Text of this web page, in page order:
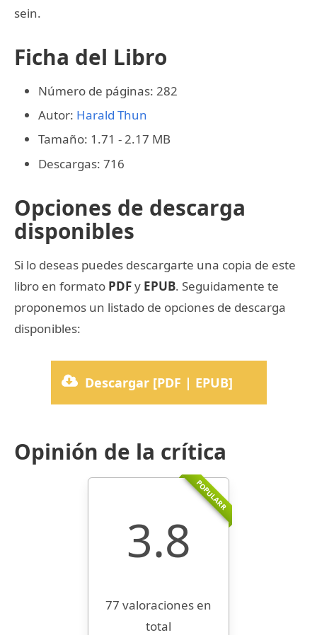
sein.
Ficha del Libro
Número de páginas: 282
Autor: Harald Thun
Tamaño: 1.71 - 2.17 MB
Descargas: 716
Opciones de descarga
disponibles
Si lo deseas puedes descargarte una copia de este
libro en formato PDFy EPUB. Seguidamente te
proponemos un listado de opciones de descarga
disponibles:
Descargar [PDF | EPUB]
Opinión de la crítica
POPULARR
3.8
77 valoraciones en
total